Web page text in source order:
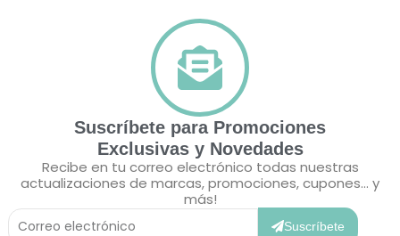
Suscríbete para Promociones
Exclusivas y Novedades
Recibe en tu correo electrónico todas nuestras
actualizaciones de marcas, promociones, cupones... y
más!
Correo
Electrónico
Suscríbete